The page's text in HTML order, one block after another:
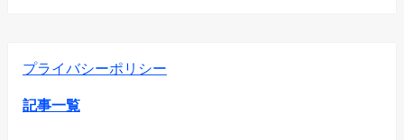
プライバシーポリシー
記事一覧